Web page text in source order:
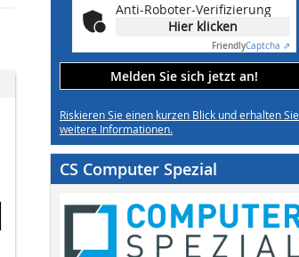
Anti-Roboter-Verifizierung
Hier klicken
FriendlyCaptcha ⇗
Melden Sie sich jetzt an!
Riskieren Sie einen kurzen Blick und erhalten Sie
weitere Informationen.
CS Computer Spezial